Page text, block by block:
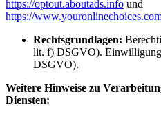
https://optout.aboutads.info und
https://
Rechtsgrundlagen:
lit. f) DSGVO).
DSGVO).
Weitere Hinweise zu
Diensten: